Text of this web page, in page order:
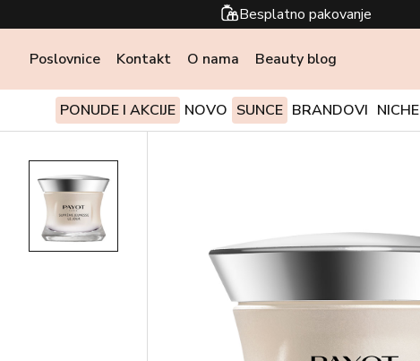
Besplatno pakovanje
Poslovnice Kontakt O nama Beauty blog
PONUDE I AKCIJE NOVO SUNCE BRANDOVI NICHE